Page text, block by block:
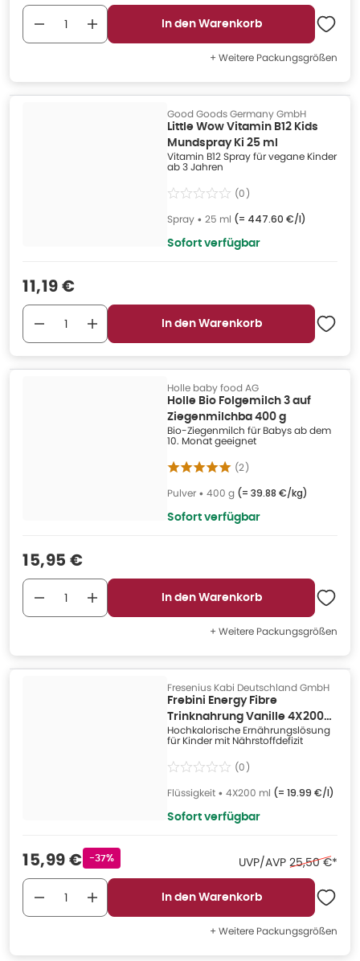
In den Warenkorb
+ Weitere Packungsgrößen
Good Goods Germany GmbH
Little Wow Vitamin B12 Kids
Mundspray Ki 25 ml
Vitamin B12 Spray für vegane Kinder
ab 3 Jahren
(0)
Spray • 25 ml (= 447.60 €/l)
Sofort verfügbar
Verkaufspreis
11,19 €
In den Warenkorb
Holle baby food AG
Holle Bio Folgemilch 3 auf
Ziegenmilchba 400 g
Bio-Ziegenmilch für Babys ab dem
10. Monat geeignet
(2)
Pulver • 400 g (= 39.88 €/kg)
Sofort verfügbar
Verkaufspreis
15,95 €
In den Warenkorb
+ Weitere Packungsgrößen
Fresenius Kabi Deutschland GmbH
Frebini Energy Fibre
Trinknahrung Vanille 4X200
ml
Hochkalorische Ernährungslösung
für Kinder mit Nährstoffdefizit
(0)
Flüssigkeit • 4X200 ml (= 19.99 €/l)
Sofort verfügbar
Verkaufspreis
15,99 € Rabattstempel
-37% UVP/AVP Ehemaliger
25,50 €*
In den Warenkorb
+ Weitere Packungsgrößen